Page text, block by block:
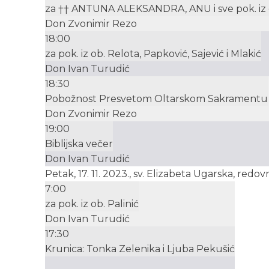
za †† ANTUNA ALEKSANDRA, ANU i sve pok.
Don Zvonimir Rezo
18:00
za pok. iz ob. Relota, Papković, Sajević i Mlakić
Don Ivan Turudić
18:30
Pobožnost Presvetom Oltarskom Sakramentu
Don Zvonimir Rezo
19:00
Biblijska večer
Don Ivan Turudić
Petak, 17. 11. 2023., sv. Elizabeta Ugarska,
7:00
za pok. iz ob. Palinić
Don Ivan Turudić
17:30
Krunica: Tonka Zelenika i Ljuba Pekušić